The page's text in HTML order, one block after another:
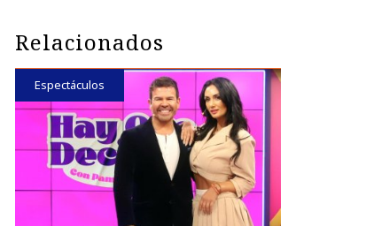
Relacionados
Espectáculos